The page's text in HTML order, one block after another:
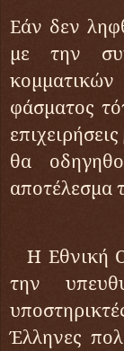
Εάν δεν
με την
φάσματος
θα
αποτέλεσμα
Η Εθνική
την
Έλληνες